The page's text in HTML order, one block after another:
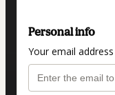
Personal info
Your email address